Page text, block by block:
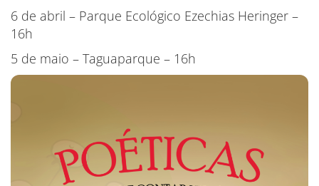
6 de abril – Parque Ecológico Ezechias Heringer –
16h
5 de maio – Taguaparque – 16h